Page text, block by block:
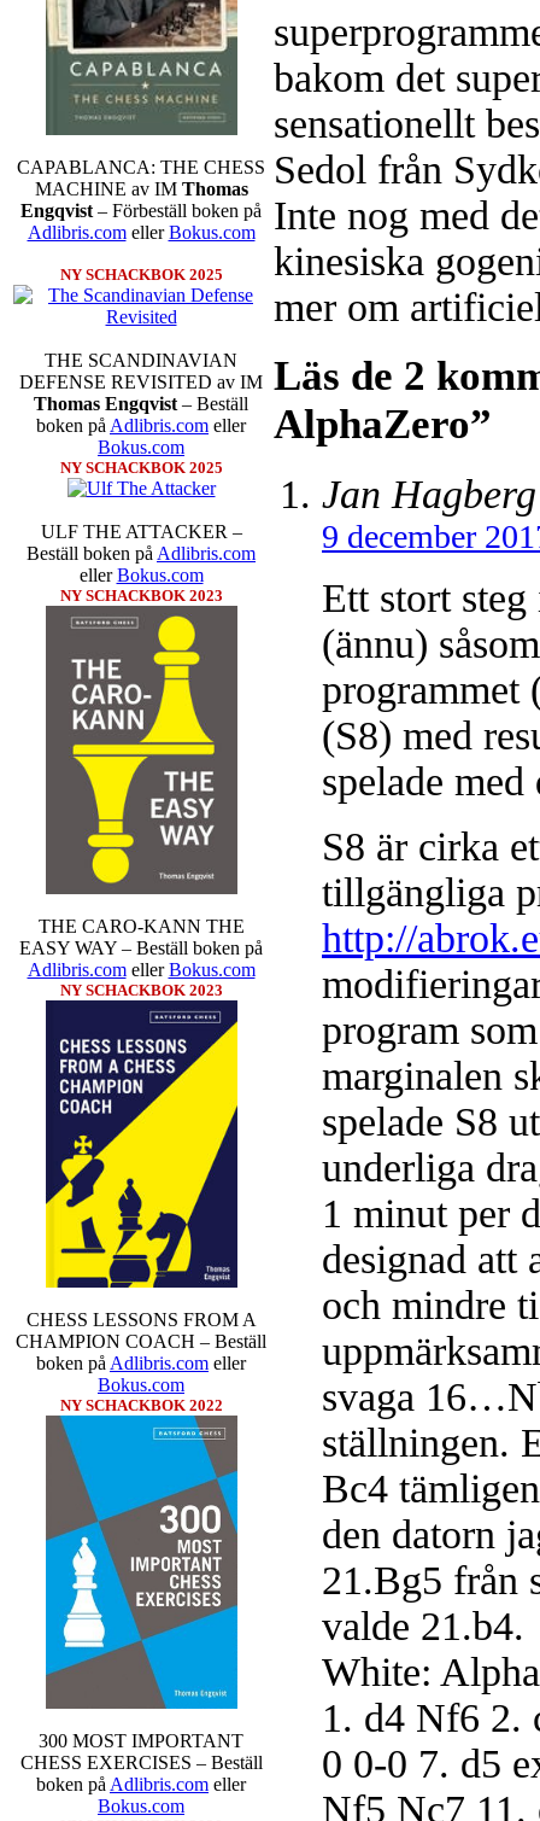
CAPABLANCA: THE CHESS
MACHINE av IM Thomas
Engqvist – Förbeställ boken på
Adlibris.comellerBokus.com
NY SCHACKBOK 2025
THE SCANDINAVIAN
DEFENSE REVISITED av IM
Thomas Engqvist – Beställ
boken på Adlibris.com eller
Bokus.com
NY SCHACKBOK 2025
ULF THE ATTACKER –
Beställ boken på Adlibris.com
ellerBokus.com
NY SCHACKBOK 2023
THE CARO-KANN THE
EASY WAY – Beställ boken på
Adlibris.comellerBokus.com
NY SCHACKBOK 2023
CHESS LESSONS FROM A
CHAMPION COACH – Beställ
boken på Adlibris.com eller
Bokus.com
NY SCHACKBOK 2022
300 MOST IMPORTANT
CHESS EXERCISES – Beställ
boken på Adlibris.com eller
Bokus.com
bakom det
sensationellt
Sedol från
Inte nog med
kinesiska
mer om
Läs de 2
AlphaZero”
Jan Hagberg
9 december
Ett stort
(ännu)
programmet
(S8) med
spelade
S8 är cirka
tillgängliga
http://
program
marginalen
spelade S8
underliga
1 minut per
designad att
och mindre
svaga
ställningen.
Bc4
den datorn
21.Bg5 från
valde 21.b4.
White:
1. d4 Nf6 2.
0 0-0 7. d5
Nf5 Nc7 11.